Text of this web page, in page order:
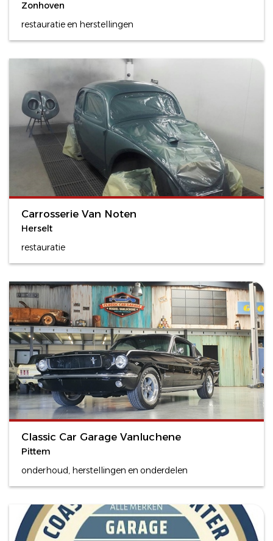
Zonhoven
restauratie en herstellingen
Carrosserie Van Noten
Herselt
restauratie
Classic Car Garage Vanluchene
Pittem
onderhoud, herstellingen en onderdelen